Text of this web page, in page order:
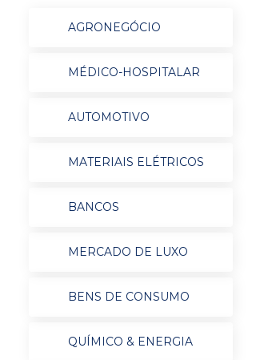
AGRONEGÓCIO
MÉDICO-HOSPITALAR
AUTOMOTIVO
MATERIAIS ELÉTRICOS
BANCOS
MERCADO DE LUXO
BENS DE CONSUMO
QUÍMICO & ENERGIA